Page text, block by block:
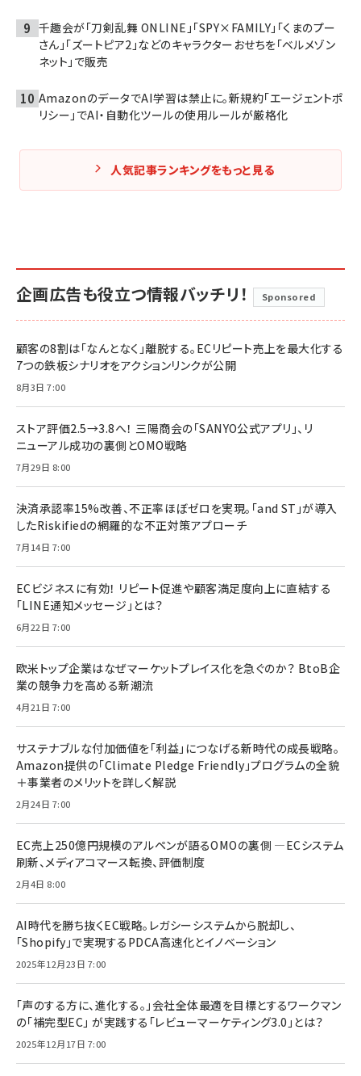
千趣会が「刀剣乱舞 ONLINE」「SPY×FAMILY」「くまのプー
さん」「ズートピア2」などのキャラクターおせちを「ベルメゾン
ネット」で販売
AmazonのデータでAI学習は禁止に。新規約「エージェントポ
リシー」でAI・自動化ツールの使用ルールが厳格化
人気記事ランキングをもっと見る
企画広告も役立つ情報バッチリ！ Sponsored
顧客の8割は「なんとなく」離脱する。ECリピート売上を最大化する
7つの鉄板シナリオをアクションリンクが公開
8月3日 7:00
ストア評価2.5→3.8へ！ 三陽商会の「SANYO公式アプリ」、リ
ニューアル成功の裏側とOMO戦略
7月29日 8:00
決済承認率15%改善、不正率ほぼゼロを実現。「and ST」が導入
したRiskifiedの網羅的な不正対策アプローチ
7月14日 7:00
ECビジネスに有効！ リピート促進や顧客満足度向上に直結する
「LINE通知メッセージ」とは？
6月22日 7:00
欧米トップ企業はなぜマーケットプレイス化を急ぐのか？ BtoB企
業の競争力を高める新潮流
4月21日 7:00
サステナブルな付加価値を「利益」につなげる新時代の成長戦略。
Amazon提供の「Climate Pledge Friendly」プログラムの全貌
＋事業者のメリットを詳しく解説
2月24日 7:00
EC売上250億円規模のアルペンが語るOMOの裏側 ―ECシステム
刷新、メディアコマース転換、評価制度
2月4日 8:00
AI時代を勝ち抜くEC戦略。レガシーシステムから脱却し、
「Shopify」で実現するPDCA高速化とイノベーション
2025年12月23日 7:00
「声のする方に、進化する。」会社全体最適を目標とするワークマン
の「補完型EC」 が実践する「レビューマーケティング3.0」とは？
2025年12月17日 7:00